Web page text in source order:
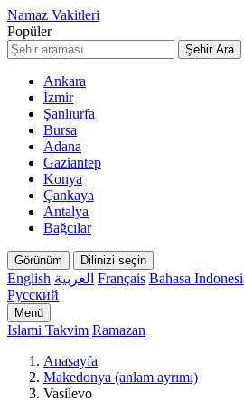
Namaz Vakitleri
Popüler
Şehir Ara
Ankara
İzmir
Şanlıurfa
Bursa
Adana
Gaziantep
Konya
Çankaya
Antalya
Bağcılar
Görünüm Dilinizi seçin
English العربية Français Bahasa
Русский
Menü
Islami Takvim Ramazan
Anasayfa
Makedonya (anlam ayrımı)
Vasilevo